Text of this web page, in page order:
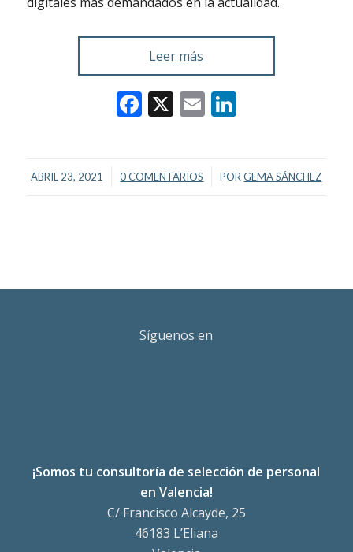
Leer más
Facebook
X EmailLinkedIn
ABRIL 23, 2021
/ 0 COMENTARIOS
/ PORGEMA SÁNCHEZ
Síguenos en
¡Somos tu consultoría de selección de personal
en Valencia!
C/ Francisco Alcayde, 25
46183 L’Eliana